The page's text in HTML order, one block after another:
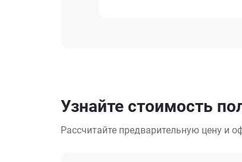
Узнайте стоимость
Рассчитайте предварительную цену и